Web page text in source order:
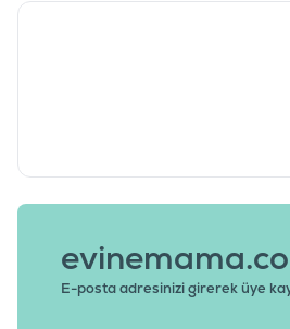
E-posta adresinizi girerek üye